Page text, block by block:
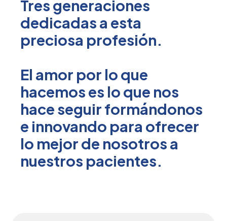
Tres generaciones
dedicadas a esta
preciosa profesión.
El amor por lo que
hacemos es lo que nos
hace seguir formándonos
e innovando para ofrecer
lo mejor de nosotros a
nuestros pacientes.